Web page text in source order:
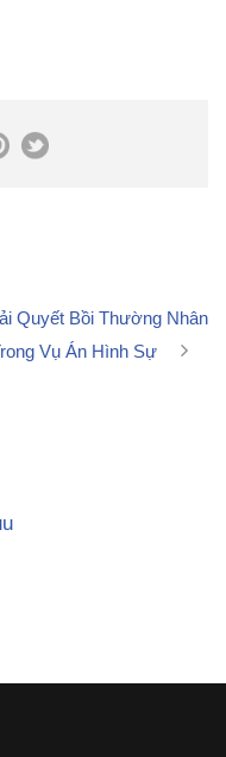
Quyết Bồi Thường Nhân
Vụ Án Hình Sự